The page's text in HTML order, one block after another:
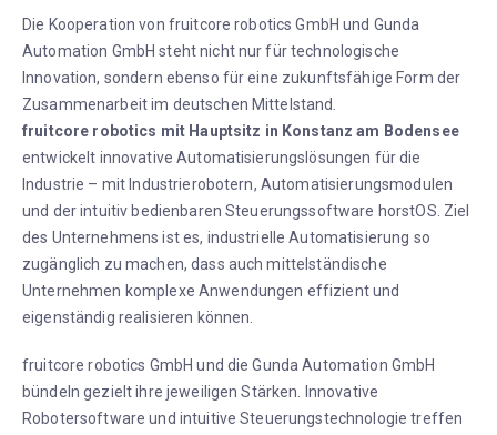
Die Kooperation von fruitcore robotics GmbH und Gunda
Automation GmbH steht nicht nur für technologische
Innovation, sondern ebenso für eine zukunftsfähige Form der
Zusammenarbeit im deutschen Mittelstand.
fruitcore robotics mit Hauptsitz in Konstanz am Bodensee
entwickelt innovative Automatisierungslösungen für die
Industrie – mit Industrierobotern, Automatisierungsmodulen
und der intuitiv bedienbaren Steuerungssoftware horstOS. Ziel
des Unternehmens ist es, industrielle Automatisierung so
zugänglich zu machen, dass auch mittelständische
Unternehmen komplexe Anwendungen effizient und
eigenständig realisieren können.
fruitcore robotics GmbH und die Gunda Automation GmbH
bündeln gezielt ihre jeweiligen Stärken. Innovative
Robotersoftware und intuitive Steuerungstechnologie treffen